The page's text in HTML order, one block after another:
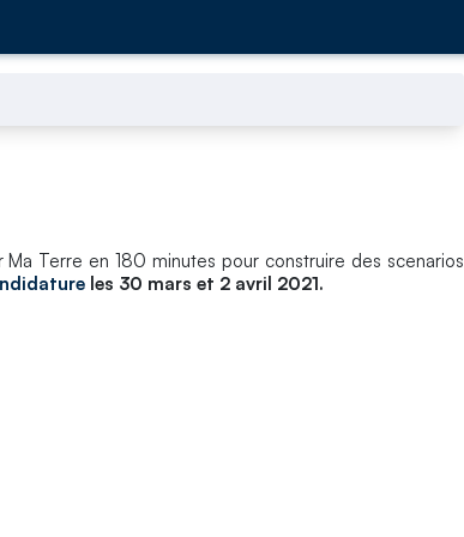
Terre en 180 minutes pour construire des scenarios
les 30 mars et 2 avril 2021.